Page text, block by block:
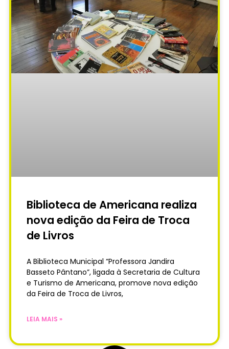
Biblioteca de Americana realiza
nova edição da Feira de Troca
de Livros
A Biblioteca Municipal “Professora Jandira
Basseto Pântano”, ligada à Secretaria de Cultura
e Turismo de Americana, promove nova edição
da Feira de Troca de Livros,
LEIA MAIS »